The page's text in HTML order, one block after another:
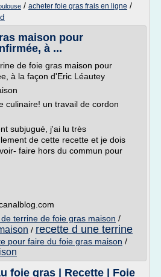
/ acheter foie gras frais en ligne /
maison pour
à ...
de foie gras maison pour
à la façon d'Eric Léautey
culinaire! un travail de cordon
subjugué, j'ai lu très
de cette recette et je dois
faire hors du commun pour
terrine de foie gras maison /
/ recette d une terrine
pour faire du foie gras maison /
foie gras | Recette | Foie